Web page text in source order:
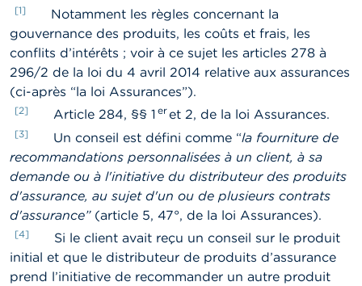
[1]
Notamment les règles concernant la
gouvernance des produits, les coûts et frais, les
conflits d’intérêts ; voir à ce sujet les articles 278 à
296/2 de la loi du 4 avril 2014 relative aux assurances
(ci-après “la loi Assurances”).
[2] Article 284, §§ 1 eret 2, de la loi Assurances.
[3] Un conseil est défini comme “la fourniture de
recommandations personnalisées à un client, à sa
demande ou à l'initiative du distributeur des produits
d'assurance, au sujet d'un ou de plusieurs contrats
d'assurance”(article 5, 47°, de la loi Assurances).
[4]
Si le client avait reçu un conseil sur le produit
initial et que le distributeur de produits d’assurance
prend l’initiative de recommander un autre produit